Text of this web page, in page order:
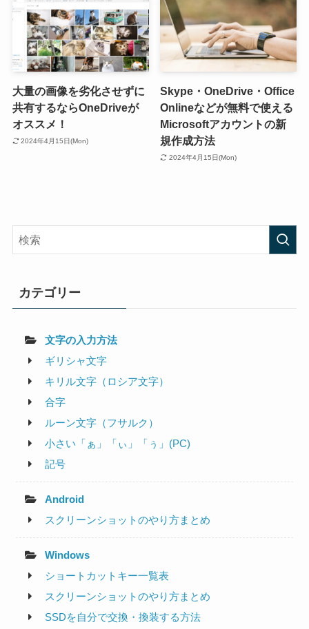
大量の画像を劣化させずに
共有するならOneDriveが
オススメ！
2024年4月15日(Mon)
Skype・OneDrive・Office
Onlineなどが無料で使える
Microsoftアカウントの新
規作成方法
2024年4月15日(Mon)
カテゴリー
文字の入力方法
ギリシャ文字
キリル文字（ロシア文字）
合字
ルーン文字（フサルク）
小さい「ぁ」「ぃ」「ぅ」(PC)
記号
Android
スクリーンショットのやり方まとめ
Windows
ショートカットキー一覧表
スクリーンショットのやり方まとめ
SSDを自分で交換・換装する方法